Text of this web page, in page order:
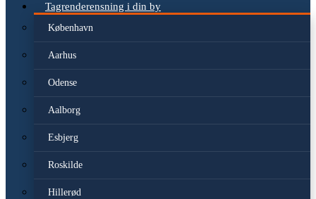
Tagrenderensning i din by
København
Aarhus
Odense
Aalborg
Esbjerg
Roskilde
Hillerød